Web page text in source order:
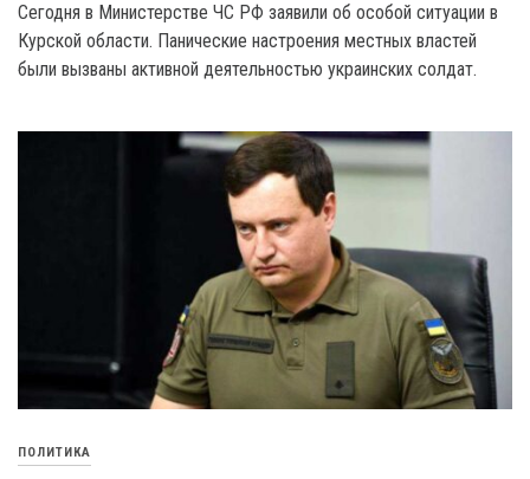
Сегодня в Министерстве ЧС РФ заявили об особой ситуации в
Курской области. Панические настроения местных властей
были вызваны активной деятельностью украинских солдат.
ПОЛИТИКА